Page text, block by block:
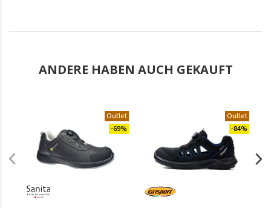
ANDERE HABEN AUCH GEKAUFT
Outlet
-69%
Outlet
-84%